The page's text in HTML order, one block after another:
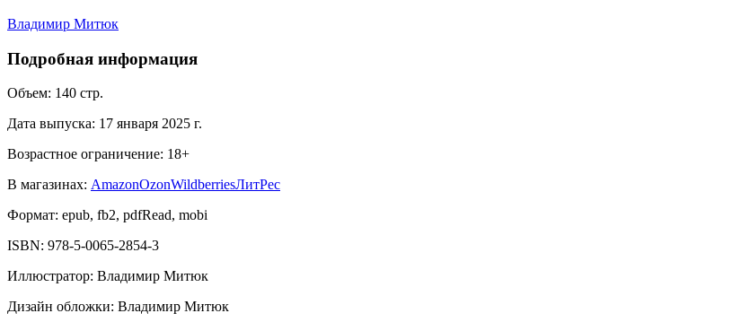
Владимир Митюк
Подробная информация
Объем: 140 стр.
Дата выпуска: 17 января 2025 г.
Возрастное ограничение: 18+
В магазинах: AmazonOzonWildberriesЛитРес
Формат: epub, fb2, pdfRead, mobi
ISBN: 978-5-0065-2854-3
Иллюстратор: Владимир Митюк
Дизайн обложки: Владимир Митюк